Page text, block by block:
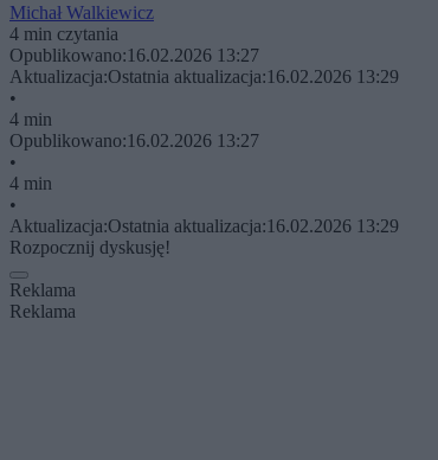
Michał Walkiewicz
4 min czytania
Opublikowano:16.02.2026 13:27
Aktualizacja:Ostatnia aktualizacja:16.02.2026 13:29
•
4 min
Opublikowano:16.02.2026 13:27
•
4 min
•
Aktualizacja:Ostatnia aktualizacja:16.02.2026 13:29
Rozpocznij dyskusję!
Reklama
Reklama